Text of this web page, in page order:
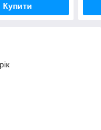
Купити